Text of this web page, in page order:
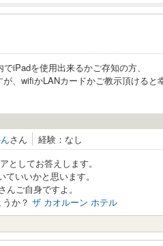
iPadを使用出来るかご存知の方、
、wifiかLANカードかご教示頂けると
さん
経験：なし
としてお答えします。
いいかと思います。
ご自身ですよ。
か？ ザ カオルーン ホテル